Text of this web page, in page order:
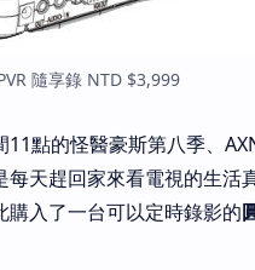
隨享錄 NTD $3,999
點的怪醫豪斯第八季、
天趕回家來看電視的生活
入了一台可以定時錄影的